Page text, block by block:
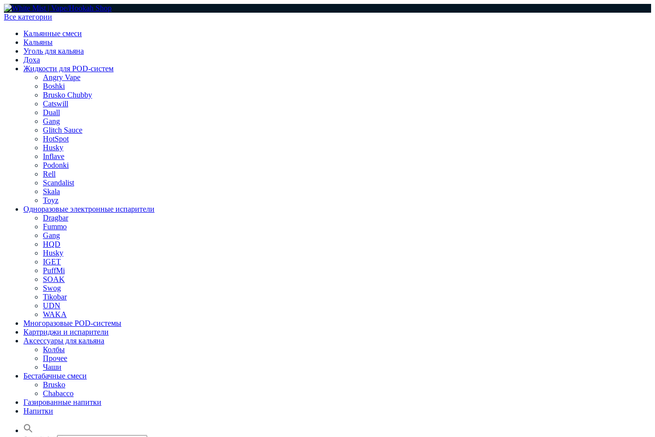
Все категории
Кальянные смеси
Кальяны
Уголь для кальяна
Доха
Жидкости для POD-систем
Angry Vape
Boshki
Brusko Chubby
Catswill
Duall
Gang
Glitch Sauce
HotSpot
Husky
Inflave
Podonki
Rell
Scandalist
Skala
Toyz
Одноразовые электронные испарители
Dragbar
Fummo
Gang
HQD
Husky
IGET
PuffMi
SOAK
Swog
Tikobar
UDN
WAKA
Многоразовые POD-системы
Картриджи и испарители
Аксессуары для кальяна
Колбы
Прочее
Чаши
Бестабачные смеси
Brusko
Chabacco
Газированные напитки
Напитки